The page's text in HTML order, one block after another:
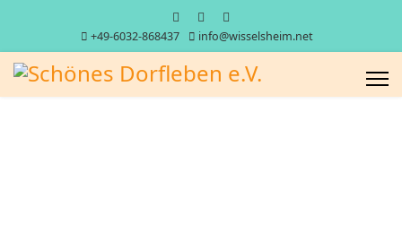
+49-6032-868437 info@wisselsheim.net